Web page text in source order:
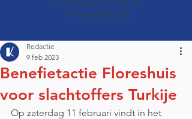
de Indische buurt & de
Professorenbuurt
Benefietactie Floreshuis
voor slachtoffers Turkije
Redactie
9 feb 2023
Op zaterdag 11 februari vindt in het